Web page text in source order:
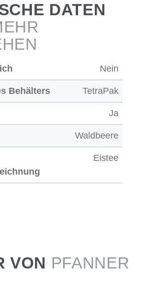
DATEN
Nein
Behälters TetraPak
Ja
Waldbeere
Eistee
VON PFANNER